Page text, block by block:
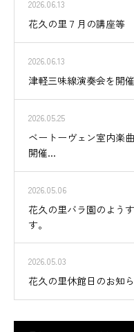
2026.06.13
花久の里７月の講座等
2026.06.13
津軽三味線演奏会を開
2026.05.25
ベートーヴェン室内楽
開催...
2026.05.06
花久の里バラ園のよう
す。
2026.05.03
花久の里休館日のお知ら